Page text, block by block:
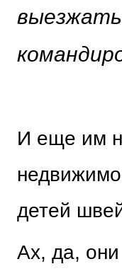
выезжать
И еще им
детей
Ах, да, они